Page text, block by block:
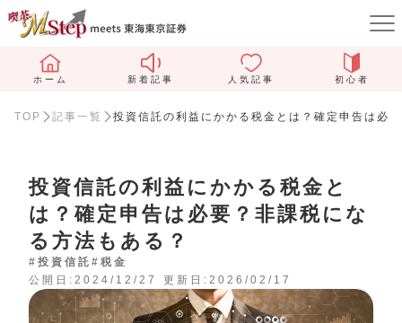
ホーム 新着記事 人気記事 初心者
TOP 記事一覧 投資信託の利益にかかる税金とは？確定申告は必
投資信託の利益にかかる税金と
は？確定申告は必要？非課税にな
る方法もある？
#投資信託 #税金
公開日:2024/12/27
更新日:2026/02/17